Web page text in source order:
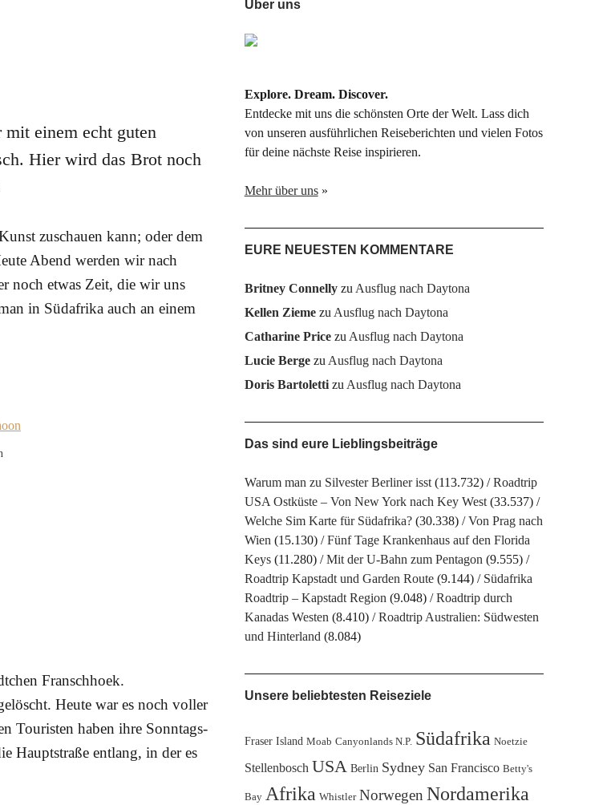
einem echt guten
Hier wird das Brot noch
zuschauen kann; oder dem
Abend werden wir nach
noch etwas Zeit, die wir uns
in Südafrika auch an einem
Franschhoek.
Heute war es noch voller
Touristen haben ihre Sonntags-
Hauptstraße entlang, in der es
Über uns
Explore. Dream. Discover.
Entdecke mit uns die schönsten Orte der Welt. Lass dich
von unseren ausführlichen Reiseberichten und vielen Fotos
für deine nächste Reise inspirieren.
Mehr über uns»
EURE NEUESTEN KOMMENTARE
Britney Connellyzu Ausflug nach Daytona
Kellen Ziemezu Ausflug nach Daytona
Catharine Pricezu Ausflug nach Daytona
Lucie Bergezu Ausflug nach Daytona
Doris Bartolettizu Ausflug nach Daytona
Das sind eure Lieblingsbeiträge
Warum man zu Silvester Berliner isst (113.732)
Roadtrip
USA Ostküste – Von New York nach Key West (33.537)
Welche Sim Karte für Südafrika? (30.338)
Von Prag nach
Wien (15.130)
Fünf Tage Krankenhaus auf den Florida
Keys (11.280) Mit der U-Bahn zum Pentagon (9.555)
Roadtrip Kapstadt und Garden Route (9.144)
Südafrika
Roadtrip – Kapstadt Region (9.048)
Roadtrip durch
Kanadas Westen (8.410)
Roadtrip Australien: Südwesten
und Hinterland (8.084)
Unsere beliebtesten Reiseziele
Fraser Island Moab Canyonlands N.P. Südafrika Noetzie
Stellenbosch USA Berlin Sydney San Francisco Betty's
Bay Afrika Whistler Norwegen Nordamerika